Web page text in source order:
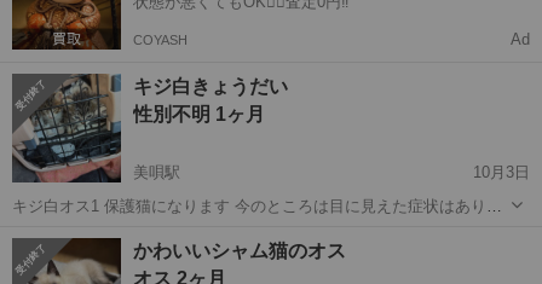
COYASH Ad
キジ白きょうだい
性別不明 1ヶ月
美唄駅
10月3日
キジ白オス1 保護猫になります 今のところは目に見えた症状はありま
す 1度見に来て決めてください
北海道 美唄市
かわいいシャム猫のオス
オス 2ヶ月